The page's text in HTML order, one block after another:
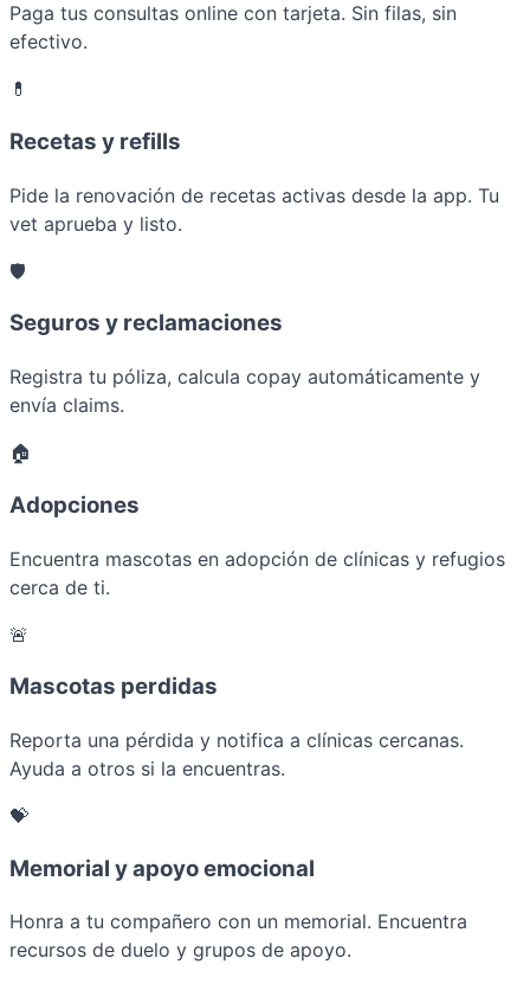
Paga tus consultas online con tarjeta. Sin filas, sin
efectivo.
💊
Recetas y refills
Pide la renovación de recetas activas desde la app. Tu
vet aprueba y listo.
🛡️
Seguros y reclamaciones
Registra tu póliza, calcula copay automáticamente y
envía claims.
🏠
Adopciones
Encuentra mascotas en adopción de clínicas y refugios
cerca de ti.
🚨
Mascotas perdidas
Reporta una pérdida y notifica a clínicas cercanas.
Ayuda a otros si la encuentras.
💝
Memorial y apoyo emocional
Honra a tu compañero con un memorial. Encuentra
recursos de duelo y grupos de apoyo.